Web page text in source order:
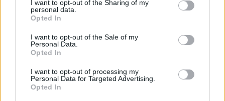
I want to opt-out of the Sharing of my
personal data.
Opted In
I want to opt-out of the Sale of my
Personal Data.
Opted In
I want to opt-out of processing my
Personal Data for Targeted Advertising.
Opted In
Lo más leído